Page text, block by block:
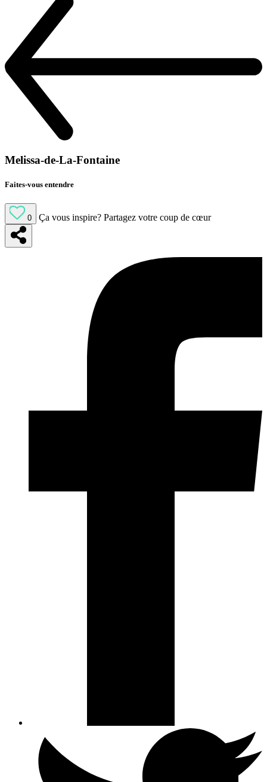
Melissa-de-La-Fontaine
Faites-vous entendre
0 Ça vous inspire? Partagez votre coup de cœur